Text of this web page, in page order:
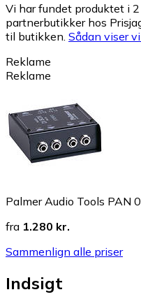
Vi har fundet produktet i
partnerbutikker hos
til butikken. Sådan viser
Reklame
Reklame
Palmer Audio Tools PAN
fra 1.280 kr.
Sammenlign alle priser
Indsigt